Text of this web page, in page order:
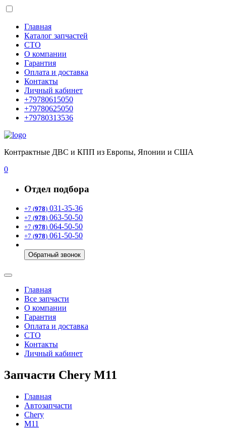
Главная
Каталог запчастей
СТО
О компании
Гарантия
Оплата и доставка
Контакты
Личный кабинет
+79780615050
+79780625050
+79780313536
Контрактные ДВС и КПП из Европы, Японии и США
0
Отдел подбора
+7 (978) 031-35-36
+7 (978) 063-50-50
+7 (978) 064-50-50
+7 (978) 061-50-50
Обратный звонок
Главная
Все запчасти
О компании
Гарантия
Оплата и доставка
СТО
Контакты
Личный кабинет
Запчасти Chery M11
Главная
Автозапчасти
Chery
M11